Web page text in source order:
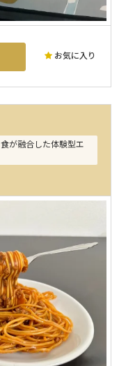
お気に入り
が融合した体験型エ